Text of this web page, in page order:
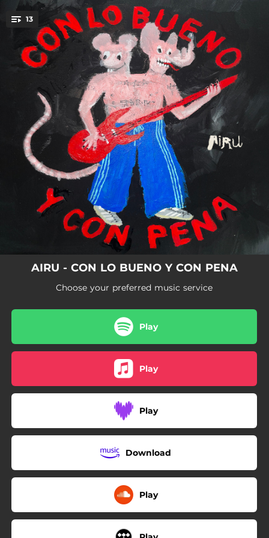
You're all set!
13
Verte de espaldas
03:53
Es todo un encierro
02:52
Coloco los pies
Es por tu bien
03:24
Y hasta aquí
03:46
Cuenta cuenta cuenta
En el más allá
¿Qué es lo que sabes de mí?
¿Cuánto más dices que va a durar?
Bailar sobre mi espalda
Bailar sobre mi espalda - Sped Up
03:47
AIRU - CON LO BUENO Y CON PENA
Choose your preferred music service
Play
Play
Play
Download
Play